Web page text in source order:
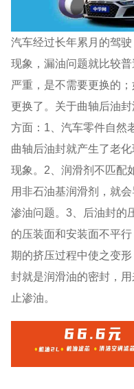
汽车经过长年累月的驾
现象，漏油问题就比较
严重，是不需要更换的
更换了。关于曲轴后油
方面：1、汽车零件自然
曲轴后油封就产生了老
现象。2、润滑剂不匹配
用非石油基润滑剂，就
渗油问题。3、后油封的
的压装面和安装面不平
期的挤压过程中使之变
封就是润滑油的密封，
止渗油。